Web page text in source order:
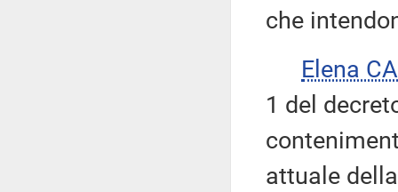
che
Elena
1 del
attuale